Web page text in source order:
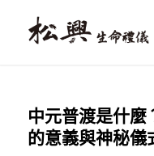
中元普渡是什麼
的意義與神秘儀